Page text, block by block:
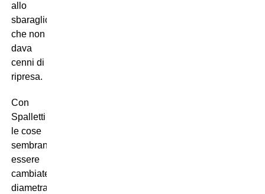
allo
sbaraglio
che non
dava
cenni di
ripresa.
Con
Spalletti
le cose
sembrano
essere
cambiate
diametralmente.